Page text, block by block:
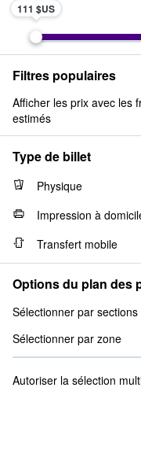
111 $US
Filtres populaires
Afficher les prix avec les
estimés
Type de billet
Physique
Impression à
Transfert mobile
Options du plan des
Sélectionner par sections
Sélectionner par zone
Autoriser la sélection